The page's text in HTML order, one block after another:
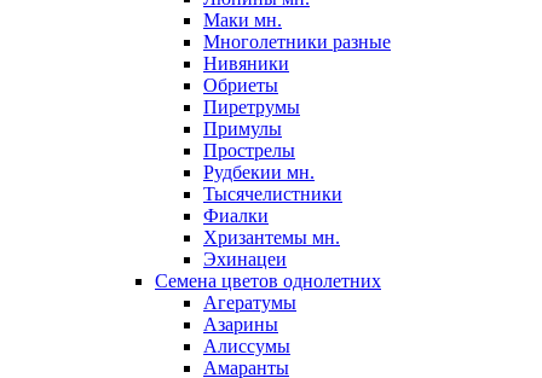
Маки мн.
Многолетники разные
Нивяники
Обриеты
Пиретрумы
Примулы
Прострелы
Рудбекии мн.
Тысячелистники
Фиалки
Хризантемы мн.
Эхинацеи
Семена цветов однолетних
Агератумы
Азарины
Алиссумы
Амаранты